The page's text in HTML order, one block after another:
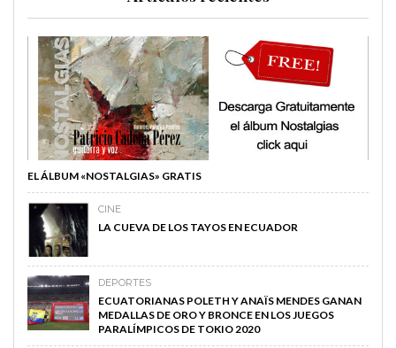
EL ÁLBUM «NOSTALGIAS» GRATIS
CINE
LA CUEVA DE LOS TAYOS EN ECUADOR
DEPORTES
ECUATORIANAS POLETH Y ANAÏS MENDES GANAN
MEDALLAS DE ORO Y BRONCE EN LOS JUEGOS
PARALÍMPICOS DE TOKIO 2020